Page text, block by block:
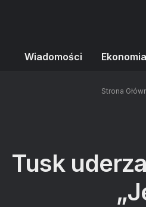
Wiadomości Ekonomia
Strona
Tusk